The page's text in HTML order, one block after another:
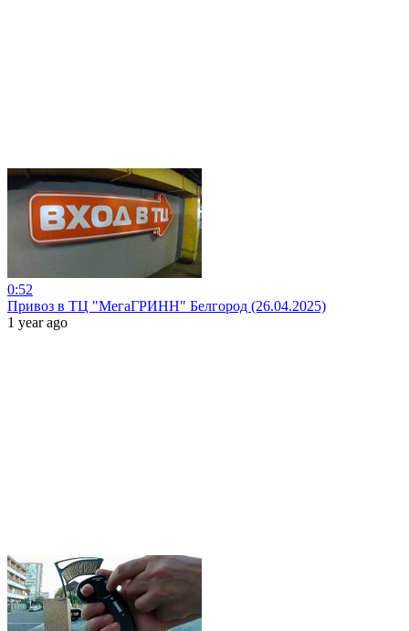
0:52
Привоз в ТЦ "МегаГРИНН" Белгород (26.04.2025)
1 year ago